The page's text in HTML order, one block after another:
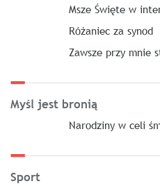
Msze Święte w
Różaniec za synod
Zawsze przy mnie
Myśl jest bronią
Narodziny w celi
Sport